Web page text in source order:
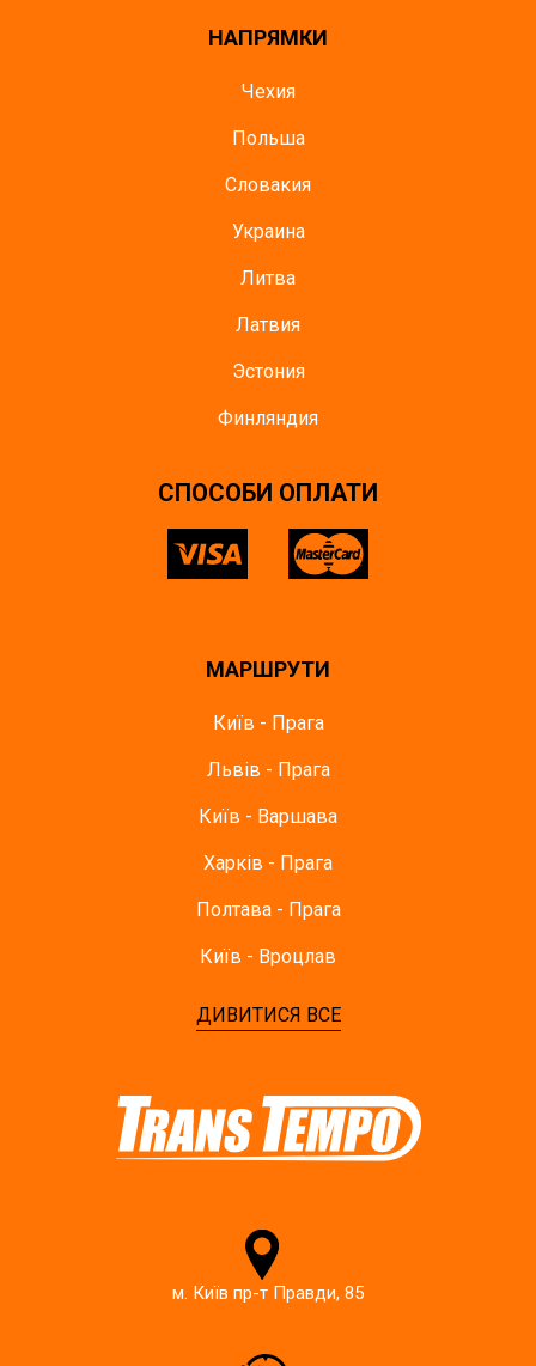
НАПРЯМКИ
Чехия
Польша
Словакия
Украина
Литва
Латвия
Эстония
Финляндия
СПОСОБИ ОПЛАТИ
МАРШРУТИ
Київ - Прага
Львів - Прага
Київ - Варшава
Харків - Прага
Полтава - Прага
Київ - Вроцлав
ДИВИТИСЯ ВСЕ
м. Київ пр-т Правди, 85